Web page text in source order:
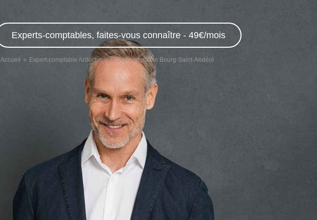
Experts-comptables, faites-vous connaître - 49€/mois
Accueil Expert-comptable Ardèche Expert comptable Bourg-Saint-Andéol